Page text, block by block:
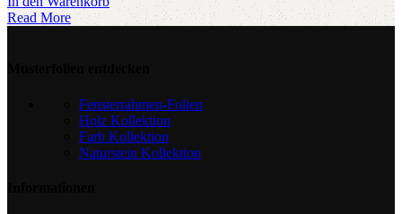
Read More
Fensterrahmen-Folien
Holz Kollektion
Farb Kollektion
Naturstein Kollektion